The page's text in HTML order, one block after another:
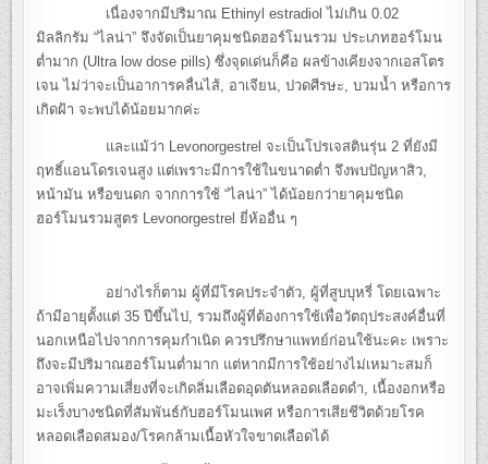
เนื่องจากมีปริมาณ Ethinyl estradiol ไม่เกิน 0.02
มิลลิกรัม “ไลน่า” จึงจัดเป็นยาคุมชนิดฮอร์โมนรวม ประเภทฮอร์โมน
ต่ำมาก (Ultra low dose pills) ซึ่งจุดเด่นก็คือ ผลข้างเคียงจากเอสโตร
เจน ไม่ว่าจะเป็นอาการคลื่นไส้, อาเจียน, ปวดศีรษะ, บวมน้ำ หรือการ
เกิดฝ้า จะพบได้น้อยมากค่ะ
และแม้ว่า Levonorgestrel จะเป็นโปรเจสตินรุ่น 2 ที่ยังมี
ฤทธิ์แอนโดรเจนสูง แต่เพราะมีการใช้ในขนาดต่ำ จึงพบปัญหาสิว,
หน้ามัน หรือขนดก จากการใช้ “ไลน่า” ได้น้อยกว่ายาคุมชนิด
ฮอร์โมนรวมสูตร Levonorgestrel ยี่ห้ออื่น ๆ
อย่างไรก็ตาม ผู้ที่มีโรคประจำตัว, ผู้ที่สูบบุหรี่ โดยเฉพาะ
ถ้ามีอายุตั้งแต่ 35 ปีขึ้นไป, รวมถึงผู้ที่ต้องการใช้เพื่อวัตถุประสงค์อื่นที่
นอกเหนือไปจากการคุมกำเนิด ควรปรึกษาแพทย์ก่อนใช้นะคะ เพราะ
ถึงจะมีปริมาณฮอร์โมนต่ำมาก แต่หากมีการใช้อย่างไม่เหมาะสมก็
อาจเพิ่มความเสี่ยงที่จะเกิดลิ่มเลือดอุดตันหลอดเลือดดำ, เนื้องอกหรือ
มะเร็งบางชนิดที่สัมพันธ์กับฮอร์โมนเพศ หรือการเสียชีวิตด้วยโรค
หลอดเลือดสมอง/โรคกล้ามเนื้อหัวใจขาดเลือดได้